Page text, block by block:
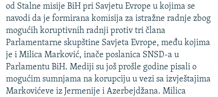
MOJA EVROPA
TRI DECENIJE OD RATA U BIH
SVE KARTE DEJTONA
NASTANAK I RASPAD JUGOSLAVIJE
od Stalne misije BiH pri Savjetu Evrope u kojima se
navodi da je formirana komisija za istražne radnje zbog
mogućih koruptivnih radnji protiv tri člana
Parlamentarne skupštine Savjeta Evrope, među kojima
je i Milica Marković, inače poslanica SNSD-a u
Parlamentu BiH. Mediji su još prošle godine pisali o
mogućim sumnjama na korupciju u vezi sa izvještajima
Markovićeve iz Jermenije i Azerbejdžana. Milica